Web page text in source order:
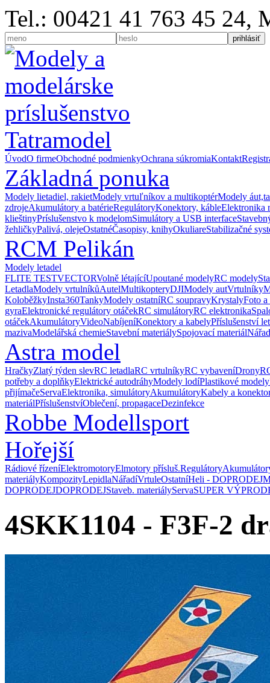
Tel.: 00421 41 763 45 24,
ÚvodO firmeObchodné podmienkyOchrana súkromiaKontakt
Základná ponuka
Modely lietadiel, rakietModely vrtuľníkov a multikoptérModely
zdrojeAkumulátory a batérieRegulátoryKonektory, kábleElektronika
klieštinyPríslušenstvo k modelomSimulátory a USB interface
žehličkyPalivá, olejeOstatnéČasopisy, knihyOkuliareStabilizačné
RCM Pelikán
Modely letadel
FLITE TESTVECTORVolně létajícíUpoutané modelyRC modely
LetadlaModely vrtulníkůAutelMultikopteryDJIModely autVrtulníky
KoloběžkyInsta360TankyModely ostatníRC soupravyKrystalyFoto
gyraElektronické regulátory otáčekRC simulátoryRC elektronika
otáčekAkumulátoryVideoNabíjeníKonektory a kabelyPříslušenství
mazivaModelářská chemieStavební materiálySpojovací materiál
Astra model
HračkyZlatý týden slevRC letadlaRC vrtulníkyRC vybaveníDrony
potřeby a doplňkyElektrické autodráhyModely lodíPlastikové modely
přijímačeServaElektronika, simulátoryAkumulátoryKabely a
materiálPříslušenstvíOblečení, propagaceDezinfekce
Robbe Modellsport
Hořejší
Rádiové řízeníElektromotoryElmotory přísluš.Regulátory
materiályKompozityLepidlaNářadíVrtuleOstatníHeli - DOPRODEJ
DOPRODEJDOPRODEJStaveb. materiályServaSUPER
4SKK1104 - F3F-2